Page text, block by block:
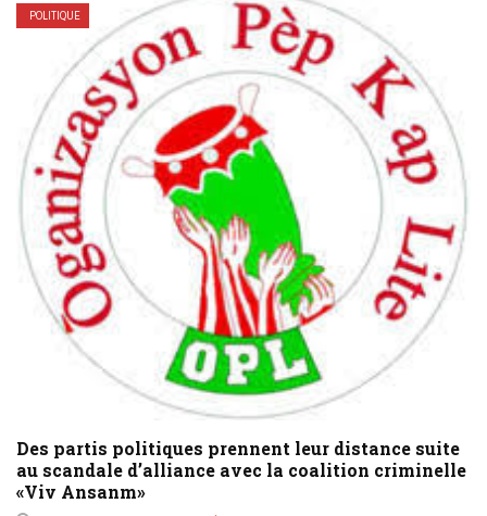
POLITIQUE
Des partis politiques prennent leur distance suite
au scandale d’alliance avec la coalition criminelle
«Viv Ansanm»